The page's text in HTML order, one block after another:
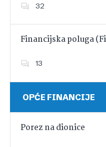
32
Financijska poluga
13
OPĆE FINANCIJE
Porez na dionice